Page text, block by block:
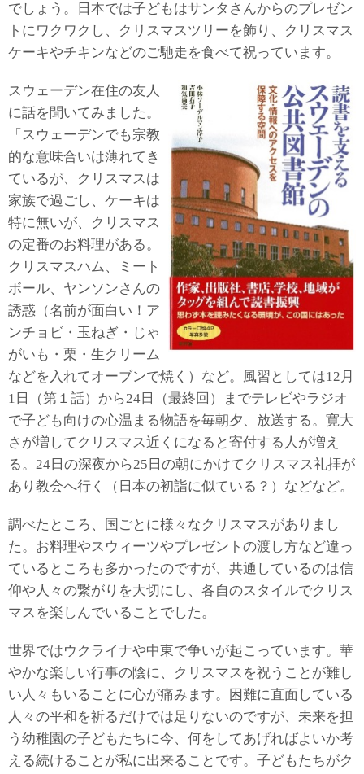
でしょう。日本では子どもはサンタさんからのプレゼン
トにワクワクし、クリスマスツリーを飾り、クリスマス
ケーキやチキンなどのご馳走を食べて祝っています。
スウェーデン在住の友人
に話を聞いてみました。
「スウェーデンでも宗教
的な意味合いは薄れてき
ているが、クリスマスは
家族で過ごし、ケーキは
特に無いが、クリスマス
の定番のお料理がある。
クリスマスハム、ミート
ボール、ヤンソンさんの
誘惑（名前が面白い！ア
ンチョビ・玉ねぎ・じゃ
がいも・栗・生クリーム
などを入れてオーブンで焼く）など。風習としては12月
1日（第１話）から24日（最終回）までテレビやラジオ
で子ども向けの心温まる物語を毎朝夕、放送する。寛大
さが増してクリスマス近くになると寄付する人が増え
る。24日の深夜から25日の朝にかけてクリスマス礼拝が
あり教会へ行く（日本の初詣に似ている？）などなど。
調べたところ、国ごとに様々なクリスマスがありまし
た。お料理やスウィーツやプレゼントの渡し方など違っ
ているところも多かったのですが、共通しているのは信
仰や人々の繋がりを大切にし、各自のスタイルでクリス
マスを楽しんでいることでした。
世界ではウクライナや中東で争いが起こっています。華
やかな楽しい行事の陰に、クリスマスを祝うことが難し
い人々もいることに心が痛みます。困難に直面している
人々の平和を祈るだけでは足りないのですが、未来を担
う幼稚園の子どもたちに今、何をしてあげればよいか考
える続けることが私に出来ることです。子どもたちがク